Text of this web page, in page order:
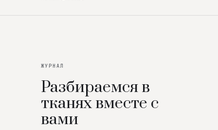
ЖУРНАЛ
Разбираемся в
тканях вместе с
вами